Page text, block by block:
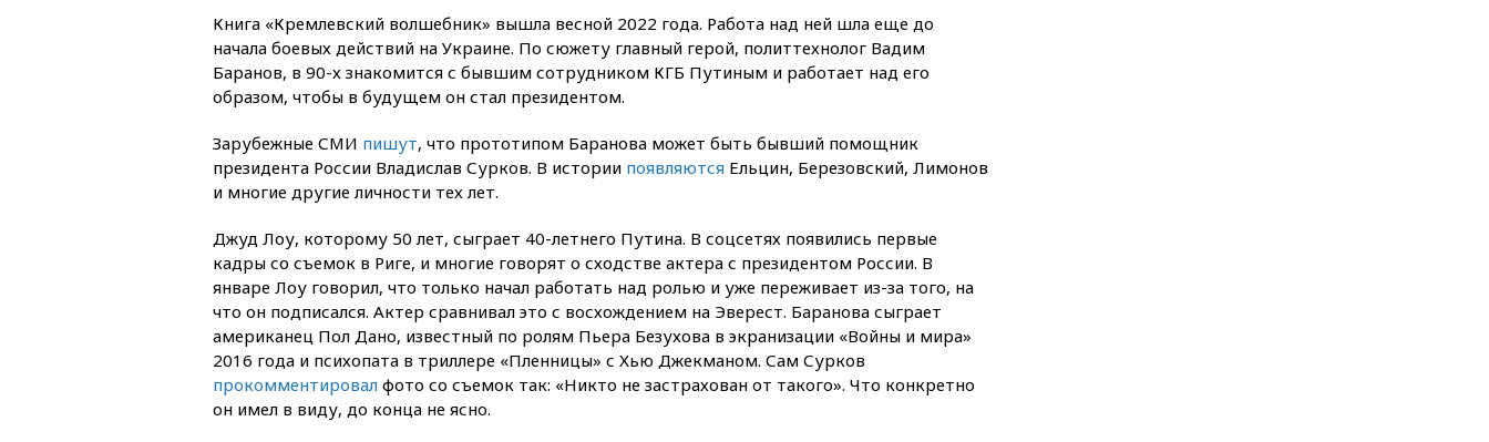
необходимости пополнения
арсенала США
вчера, 23:28Слуцкий призвал
вчера, 23:15В Смоленске
ребенок и женщина погибли
вчера, 22:55 В Москве в
пятницу ожидаются ливни
вчера, 22:35Винисиус
продлил контракт с «Реалом»
до 2032 года
вчера, 22:28
российского гражданства
Книга «Кремлевский волшебник» вышла весной 2022 года. Работа над ней шла еще до
начала боевых действий на Украине. По сюжету главный герой, политтехнолог Вадим
Баранов, в 90-х знакомится с бывшим сотрудником КГБ Путиным и работает над его
образом, чтобы в будущем он стал президентом.
Зарубежные СМИ пишут, что прототипом Баранова может быть бывший помощник
президента России Владислав Сурков. В истории появляются Ельцин, Березовский, Лимонов
и многие другие личности тех лет.
Джуд Лоу, которому 50 лет, сыграет 40-летнего Путина. В соцсетях появились первые
кадры со съемок в Риге, и многие говорят о сходстве актера с президентом России. В
январе Лоу говорил, что только начал работать над ролью и уже переживает из-за того, на
что он подписался. Актер сравнивал это с восхождением на Эверест. Баранова сыграет
американец Пол Дано, известный по ролям Пьера Безухова в экранизации «Войны и мира»
2016 года и психопата в триллере «Пленницы» с Хью Джекманом. Сам Сурков
прокомментировал фото со съемок так: «Никто не застрахован от такого». Что конкретно
он имел в виду, до конца не ясно.